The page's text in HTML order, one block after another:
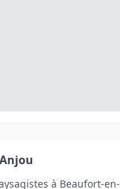
à Beaufort-